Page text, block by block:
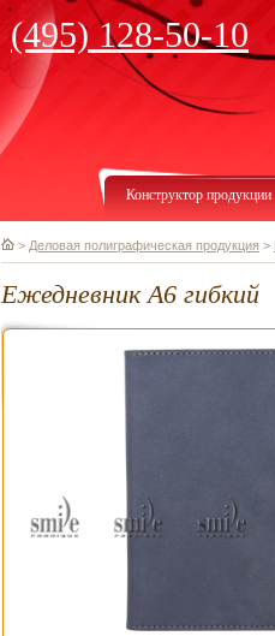
(495) 128-50-10
Конструктор продукции
> Деловая полиграфическая продукция >
Ежедневник А6 гибкий